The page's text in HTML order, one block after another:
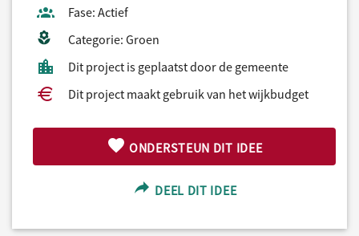
Fase: Actief
Categorie: Groen
Dit project is geplaatst door de gemeente
Dit project maakt gebruik van het wijkbudget
ONDERSTEUN DIT IDEE
DEEL DIT IDEE